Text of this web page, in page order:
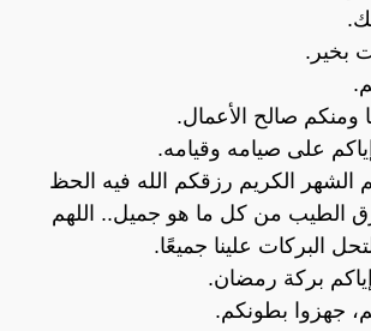
بخير.
ومنكم صالح الأعمال.
على صيامه وقيامه.
الشهر الكريم رزقكم الله فيه الحظ
الطيب من كل ما هو جميل.. اللهم
البركات علينا جميعًا.
بركة رمضان.
جهزوا بطونكم.